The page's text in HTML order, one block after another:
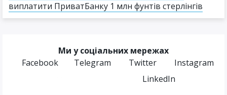
виплатити ПриватБанку 1 млн фунтів стерлінгів
Ми у соціальних мережах
Facebook
Telegram Twitter
Instagram
LinkedIn